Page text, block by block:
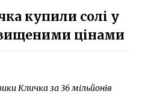
купили солі у
цінами
Кличка за 36 мільйонів